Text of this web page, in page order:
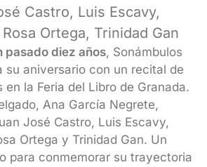
Castro, Luis Escavy,
Ortega, Trinidad Gan
pasado diez años, Sonámbulos
su aniversario con un recital de
la Feria del Libro de Granada.
Ana García Negrete,
José Castro, Luis Escavy,
Ortega y Trinidad Gan. Un
para conmemorar su trayectoria